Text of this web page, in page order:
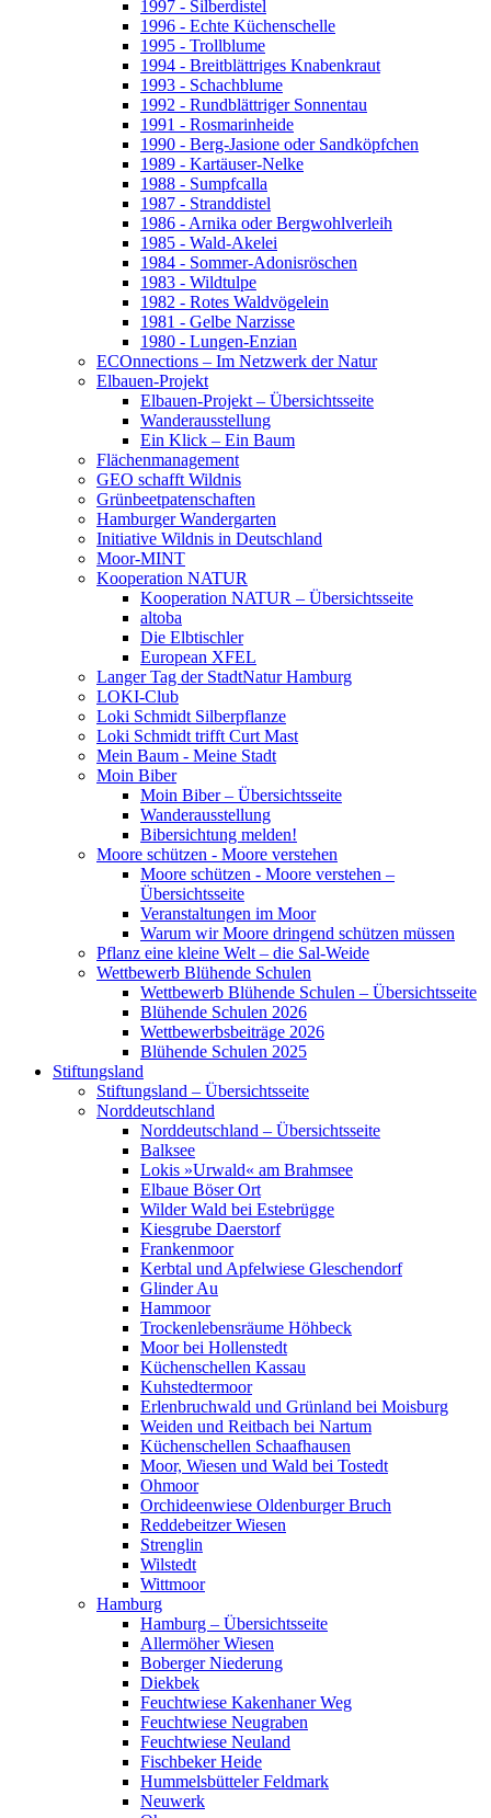
1997 - Silberdistel
1996 - Echte Küchenschelle
1995 - Trollblume
1994 - Breitblättriges Knabenkraut
1993 - Schachblume
1992 - Rundblättriger Sonnentau
1991 - Rosmarinheide
1990 - Berg-Jasione oder Sandköpfchen
1989 - Kartäuser-Nelke
1988 - Sumpfcalla
1987 - Stranddistel
1986 - Arnika oder Bergwohlverleih
1985 - Wald-Akelei
1984 - Sommer-Adonisröschen
1983 - Wildtulpe
1982 - Rotes Waldvögelein
1981 - Gelbe Narzisse
1980 - Lungen-Enzian
ECOnnections – Im Netzwerk der Natur
Elbauen-Projekt
Elbauen-Projekt – Übersichtsseite
Wanderausstellung
Ein Klick – Ein Baum
Flächenmanagement
GEO schafft Wildnis
Grünbeetpatenschaften
Hamburger Wandergarten
Initiative Wildnis in Deutschland
Moor-MINT
Kooperation NATUR
Kooperation NATUR – Übersichtsseite
altoba
Die Elbtischler
European XFEL
Langer Tag der StadtNatur Hamburg
LOKI-Club
Loki Schmidt Silberpflanze
Loki Schmidt trifft Curt Mast
Mein Baum - Meine Stadt
Moin Biber
Moin Biber – Übersichtsseite
Wanderausstellung
Bibersichtung melden!
Moore schützen - Moore verstehen
Moore schützen - Moore verstehen –
Übersichtsseite
Veranstaltungen im Moor
Warum wir Moore dringend schützen müssen
Pflanz eine kleine Welt – die Sal-Weide
Wettbewerb Blühende Schulen
Wettbewerb Blühende Schulen – Übersichtsseite
Blühende Schulen 2026
Wettbewerbsbeiträge 2026
Blühende Schulen 2025
Stiftungsland
Stiftungsland – Übersichtsseite
Norddeutschland
Norddeutschland – Übersichtsseite
Balksee
Lokis »Urwald« am Brahmsee
Elbaue Böser Ort
Wilder Wald bei Estebrügge
Kiesgrube Daerstorf
Frankenmoor
Kerbtal und Apfelwiese Gleschendorf
Glinder Au
Hammoor
Trockenlebensräume Höhbeck
Moor bei Hollenstedt
Küchenschellen Kassau
Kuhstedtermoor
Erlenbruchwald und Grünland bei Moisburg
Weiden und Reitbach bei Nartum
Küchenschellen Schaafhausen
Moor, Wiesen und Wald bei Tostedt
Ohmoor
Orchideenwiese Oldenburger Bruch
Reddebeitzer Wiesen
Strenglin
Wilstedt
Wittmoor
Hamburg
Hamburg – Übersichtsseite
Allermöher Wiesen
Boberger Niederung
Diekbek
Feuchtwiese Kakenhaner Weg
Feuchtwiese Neugraben
Feuchtwiese Neuland
Fischbeker Heide
Hummelsbütteler Feldmark
Neuwerk